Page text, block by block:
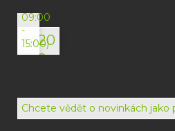
+420
792
072
09:00
-
15:00)
Chcete vědět o novinkách jako